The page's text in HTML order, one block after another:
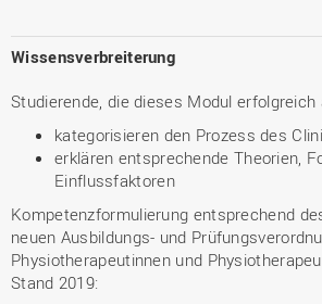
Wissensverbreiterung
Studierende, die dieses Modul erfolgreich
kategorisieren den Prozess des
erklären entsprechende Theorien,
Einflussfaktoren
Kompetenzformulierung entsprechend
neuen Ausbildungs- und
Physiotherapeutinnen und
Stand 2019: